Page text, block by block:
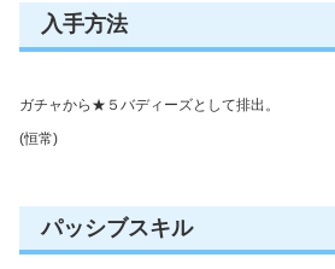
入手方法
ガチャから★５バディーズとして排出。
(恒常)
パッシブスキル